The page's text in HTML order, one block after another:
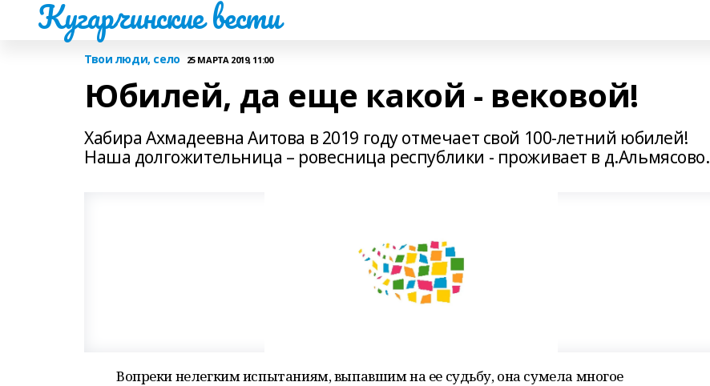
Кугарчинские вести
Твои люди, село 25 МАРТА 2019, 11:00
Юбилей, да еще какой - вековой!
Хабира Ахмадеевна Аитова в 2019 году отмечает свой 100-летний юбилей!
Наша долгожительница – ровесница республики - проживает в д.Альмясово.
Вопреки нелегким испытаниям, выпавшим на ее судьбу, она сумела многое